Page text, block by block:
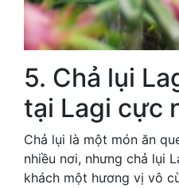
5. Chả lụi
tại Lagi cực
Chả lụi là một món ăn
nhiều nơi, nhưng chả lụi
khách một hương vị vô